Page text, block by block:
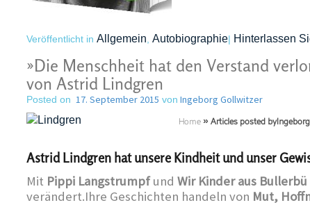
Veröffentlicht in Allgemein Autobiographie| Hinterlassen
»Die Menschheit hat den Verstand
von Astrid Lindgren
Posted on 17. September 2015 von Ingeborg Gollwitzer
Home » Articles posted
Astrid Lindgren hat unsere Kindheit und unser
Mit Pippi Langstrumpfund Wir Kinder aus Bullerbü
verändert.Ihre Geschichten handeln von Mut,